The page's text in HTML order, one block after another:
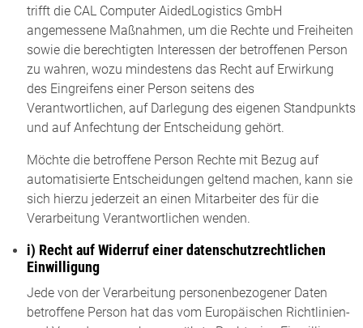
trifft die CAL Computer AidedLogistics GmbH
angemessene Maßnahmen, um die Rechte und Freiheiten
sowie die berechtigten Interessen der betroffenen Person
zu wahren, wozu mindestens das Recht auf Erwirkung
des Eingreifens einer Person seitens des
Verantwortlichen, auf Darlegung des eigenen Standpunkts
und auf Anfechtung der Entscheidung gehört.
Möchte die betroffene Person Rechte mit Bezug auf
automatisierte Entscheidungen geltend machen, kann sie
sich hierzu jederzeit an einen Mitarbeiter des für die
Verarbeitung Verantwortlichen wenden.
i) Recht auf Widerruf einer datenschutzrechtlichen
Einwilligung
Jede von der Verarbeitung personenbezogener Daten
betroffene Person hat das vom Europäischen Richtlinien-